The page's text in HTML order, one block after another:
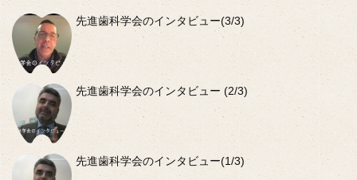
先進歯科学会のインタビュー(3/3)
先進歯科学会のインタビュー (2/3)
先進歯科学会のインタビュー(1/3)